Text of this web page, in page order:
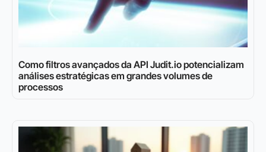
Como filtros avançados da API Judit.io potencializam
análises estratégicas em grandes volumes de
processos